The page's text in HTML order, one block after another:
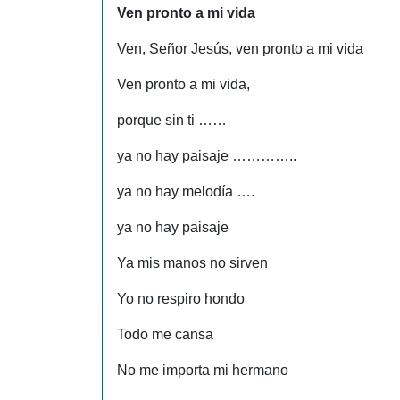
Ven pronto a mi vida
Ven, Señor Jesús, ven pronto a mi vida
Ven pronto a mi vida,
porque sin ti ……
ya no hay paisaje …………..
ya no hay melodía ….
ya no hay paisaje
Ya mis manos no sirven
Yo no respiro hondo
Todo me cansa
No me importa mi hermano